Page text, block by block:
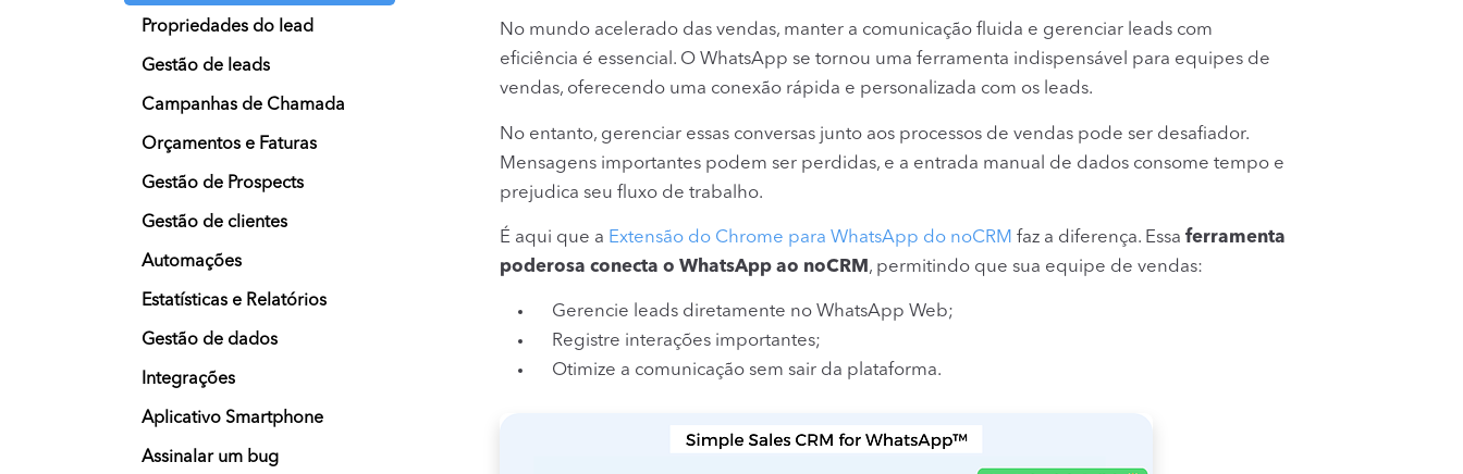
Propriedades do lead
Gestão de leads
Campanhas de Chamada
Orçamentos e Faturas
Gestão de Prospects
Gestão de clientes
Automações
Estatísticas e Relatórios
Gestão de dados
Integrações
Aplicativo Smartphone
Assinalar um bug
No mundo acelerado das vendas, manter a comunicação fluida e gerenciar leads com
eficiência é essencial. O WhatsApp se tornou uma ferramenta indispensável para equipes de
vendas, oferecendo uma conexão rápida e personalizada com os leads.
No entanto, gerenciar essas conversas junto aos processos de vendas pode ser desafiador.
Mensagens importantes podem ser perdidas, e a entrada manual de dados consome tempo e
prejudica seu fluxo de trabalho.
É aqui que a Extensão do Chrome para WhatsApp do noCRM faz a diferença. Essa ferramenta
poderosa conecta o WhatsApp ao noCRM , permitindo que sua equipe de vendas:
Gerencie leads diretamente no WhatsApp Web;
Registre interações importantes;
Otimize a comunicação sem sair da plataforma.